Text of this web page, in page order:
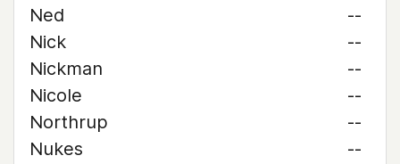
Ned
--
Nick
--
Nickman
--
Nicole
--
Northrup
--
Nukes
--